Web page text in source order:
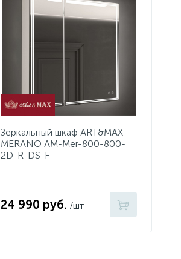
Зеркальный шкаф ART&MAX
MERANO AM-Mer-800-800-
2D-R-DS-F
24 990 руб. /шт